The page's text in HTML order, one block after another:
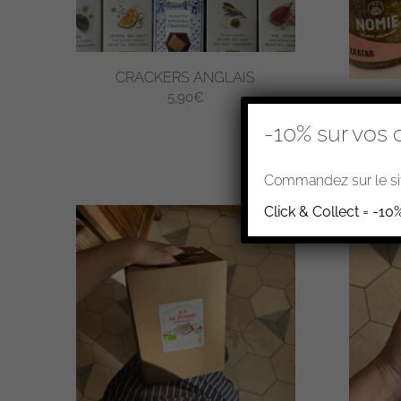
CRACKERS ANGLAIS
5,90€
-10% sur
Commandez sur le
Click & Collect = -